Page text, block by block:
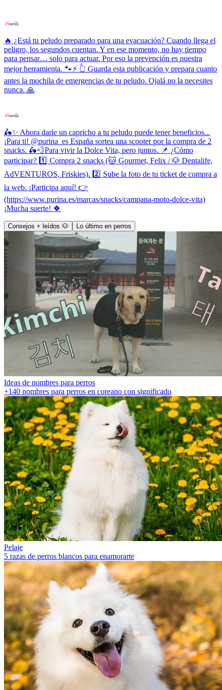
🔥 ¿Está tu peludo preparado para una evacuación? Cuando llega el
peligro, los segundos cuentan. Y en ese momento, no hay tiempo
para pensar… solo para actuar. Por eso la prevención es nuestra
mejor herramienta. 🐾⚡ 👆 Guarda esta publicación y prepara cuanto
antes la mochila de emergencias de tu peludo. Ojalá no la necesites
nunca. 🙏
🛵✨ Ahora darle un capricho a tu peludo puede tener beneficios...
¡Para ti! @purina_es España sortea una scooter por la compra de 2
snacks. 🛵💨Para vivir la Dolce Vita, pero juntos. 📌 ¿Cómo
participar? 1️⃣ Compra 2 snacks (🐱 Gourmet, Felix / 🐶 Dentalife,
AdVENTUROS, Friskies). 2️⃣ Sube la foto de tu ticket de compra a
la web. ¡Participa aquí! 👉
(https://www.purina.es/marcas/snacks/campana-moto-dolce-vita)
¡Mucha suerte! 🍀
Consejos + leídos 🐶 Lo último en perros
Ideas de nombres para perros
+140 nombres para perros en coreano con significado
Pelaje
5 razas de perros blancos para enamorarte